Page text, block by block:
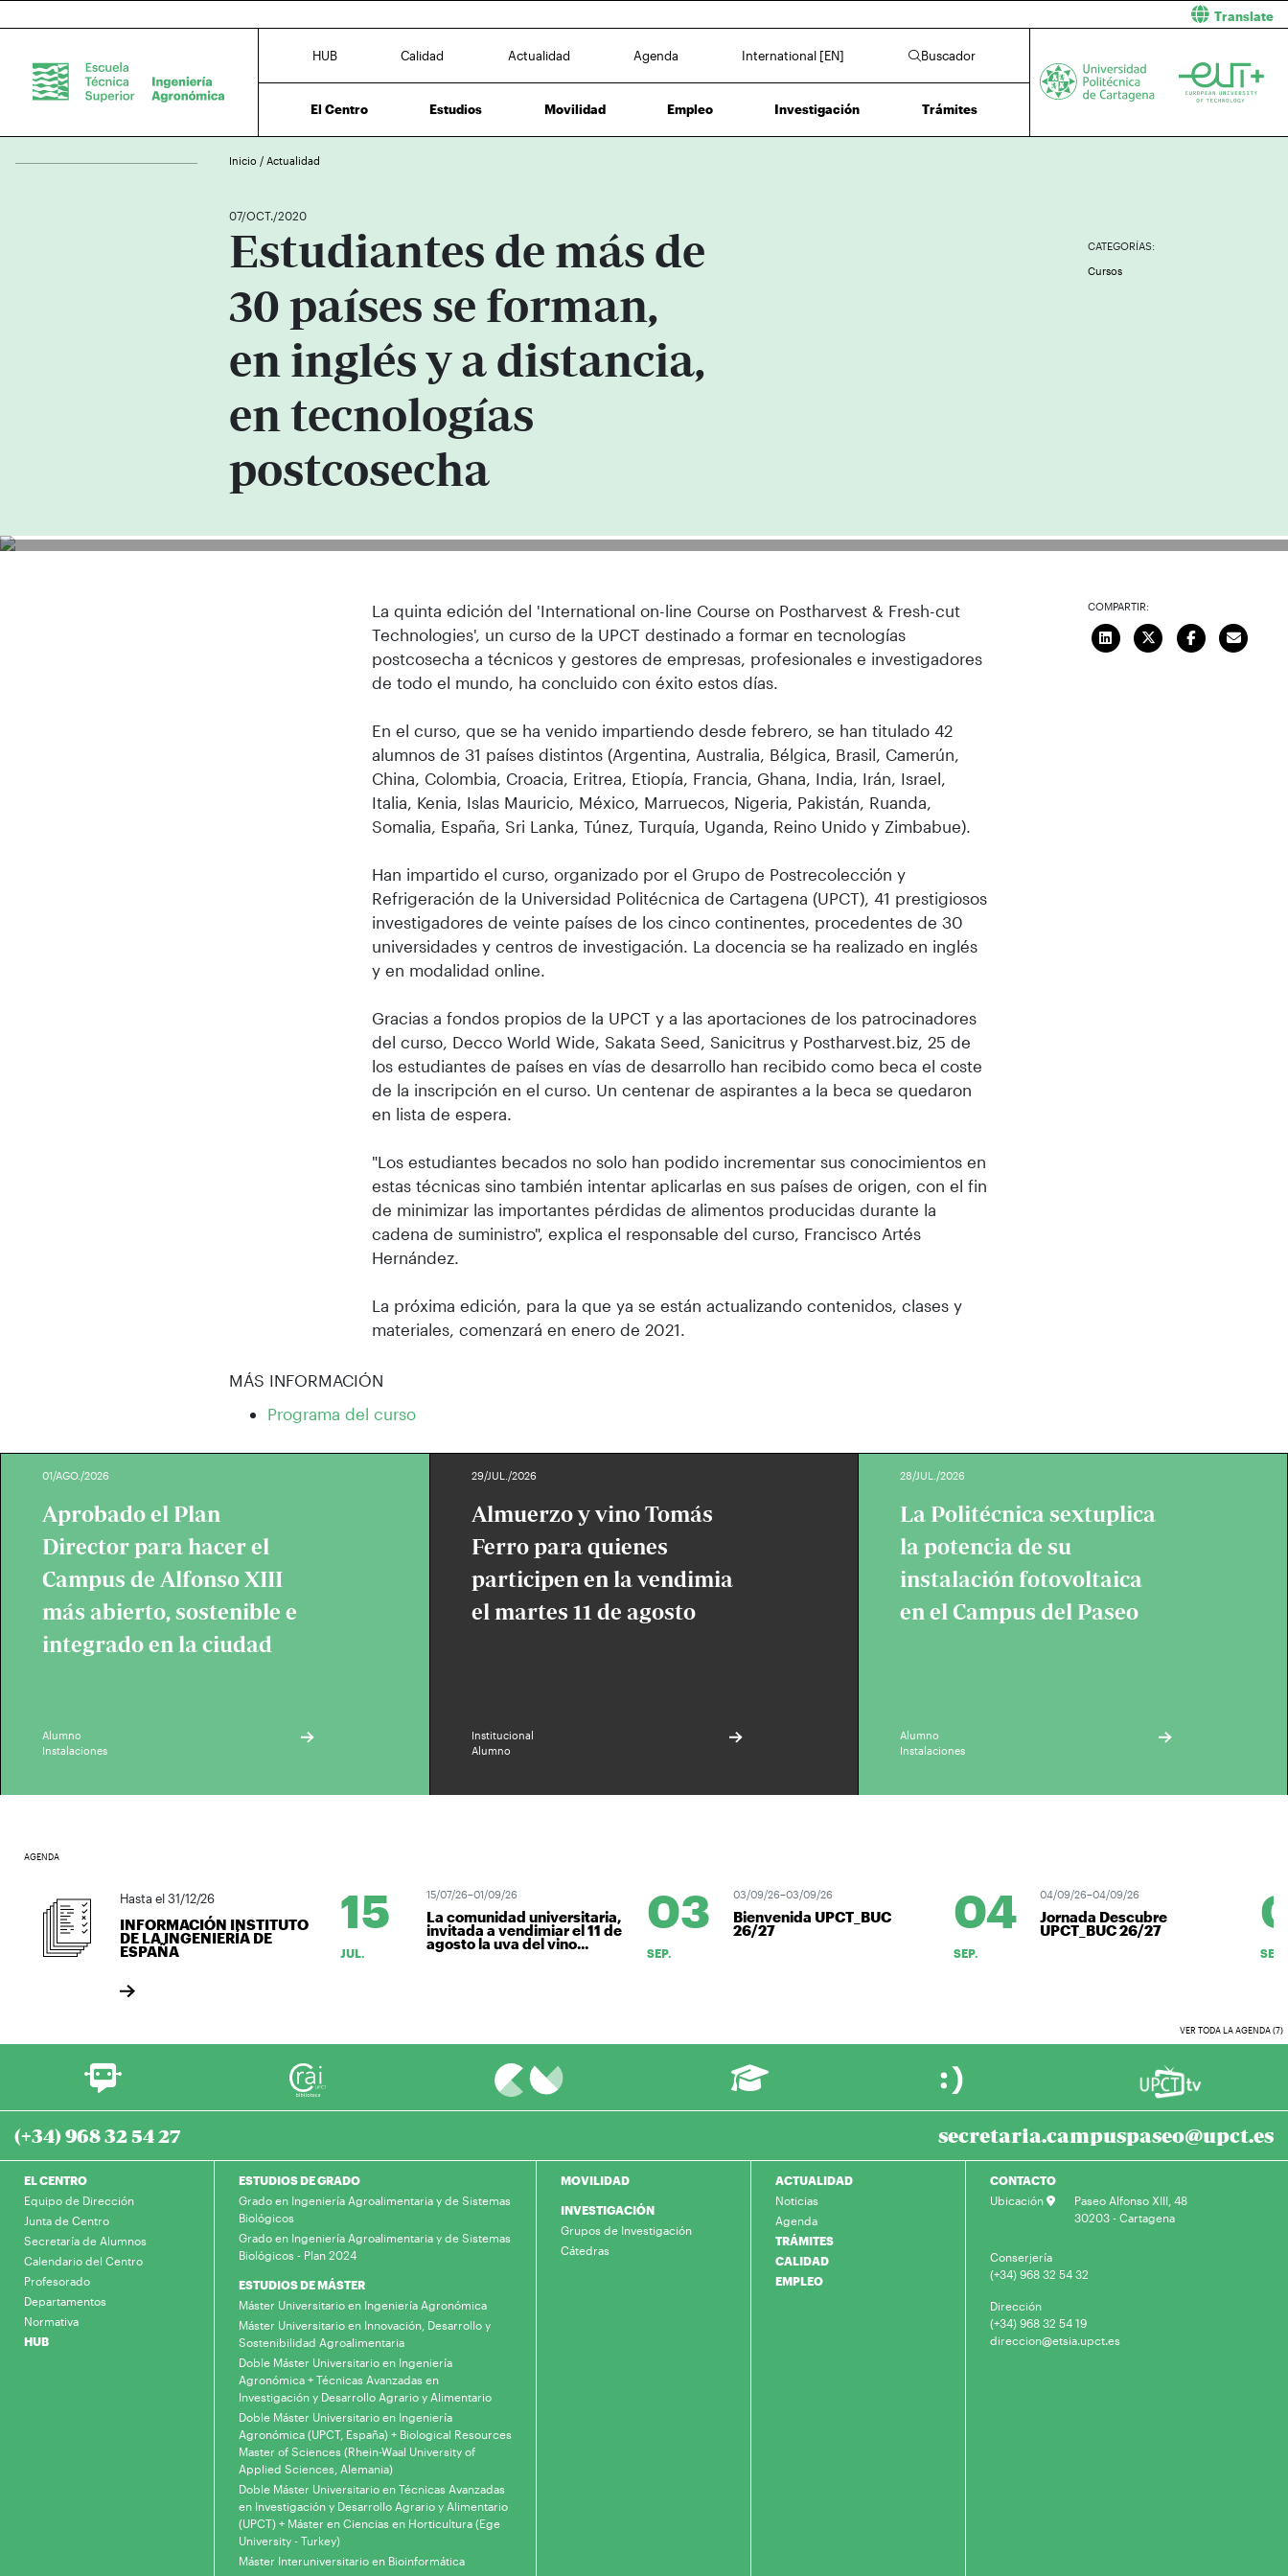
Translate
HUB Calidad Actualidad Agenda International [EN] Buscador
El Centro Estudios Movilidad Empleo Investigación Trámites
Inicio / Actualidad
07/OCT./2020
Estudiantes de más de
30 países se forman,
en inglés y a distancia,
en tecnologías
postcosecha
CATEGORÍAS:
Cursos
La quinta edición del 'International on-line Course on Postharvest & Fresh-cut
Technologies', un curso de la UPCT destinado a formar en tecnologías
postcosecha a técnicos y gestores de empresas, profesionales e investigadores
de todo el mundo, ha concluido con éxito estos días.
En el curso, que se ha venido impartiendo desde febrero, se han titulado 42
alumnos de 31 países distintos (Argentina, Australia, Bélgica, Brasil, Camerún,
China, Colombia, Croacia, Eritrea, Etiopía, Francia, Ghana, India, Irán, Israel,
Italia, Kenia, Islas Mauricio, México, Marruecos, Nigeria, Pakistán, Ruanda,
Somalia, España, Sri Lanka, Túnez, Turquía, Uganda, Reino Unido y Zimbabue).
Han impartido el curso, organizado por el Grupo de Postrecolección y
Refrigeración de la Universidad Politécnica de Cartagena (UPCT), 41 prestigiosos
investigadores de veinte países de los cinco continentes, procedentes de 30
universidades y centros de investigación. La docencia se ha realizado en inglés
y en modalidad online.
Gracias a fondos propios de la UPCT y a las aportaciones de los patrocinadores
del curso, Decco World Wide, Sakata Seed, Sanicitrus y Postharvest.biz, 25 de
los estudiantes de países en vías de desarrollo han recibido como beca el coste
de la inscripción en el curso. Un centenar de aspirantes a la beca se quedaron
en lista de espera.
"Los estudiantes becados no solo han podido incrementar sus conocimientos en
estas técnicas sino también intentar aplicarlas en sus países de origen, con el fin
de minimizar las importantes pérdidas de alimentos producidas durante la
cadena de suministro", explica el responsable del curso, Francisco Artés
Hernández.
La próxima edición, para la que ya se están actualizando contenidos, clases y
materiales, comenzará en enero de 2021.
MÁS INFORMACIÓN
Programa del curso
COMPARTIR:
01/AGO./2026
Aprobado el Plan
Director para hacer el
Campus de Alfonso XIII
más abierto, sostenible e
integrado en la ciudad
Alumno
Instalaciones
29/JUL./2026
Almuerzo y vino Tomás
Ferro para quienes
participen en la vendimia
el martes 11 de agosto
Institucional
Alumno
28/JUL./2026
La Politécnica sextuplica
la potencia de su
instalación fotovoltaica
en el Campus del Paseo
Alumno
Instalaciones
AGENDA
Hasta el 31/12/26
INFORMACIÓN INSTITUTO
DE LA INGENIERÍA DE
ESPAÑA
15
JUL.
15/07/26–01/09/26
La comunidad universitaria,
invitada a vendimiar el 11 de
agosto la uva del vino...
03
SEP.
03/09/26–03/09/26
Bienvenida UPCT_BUC
26/27 04
SEP.
04/09/26–04/09/26
Jornada Descubre
UPCT_BUC 26/27
SEP.
VER TODA LA AGENDA (7)
(+34) 968 32 54 27 secretaria.campuspaseo@upct.es
EL CENTRO
Equipo de Dirección
Junta de Centro
Secretaría de Alumnos
Calendario del Centro
Profesorado
Departamentos
Normativa
HUB
ESTUDIOS DE GRADO
Grado en Ingeniería Agroalimentaria y de Sistemas
Biológicos
Grado en Ingeniería Agroalimentaria y de Sistemas
Biológicos - Plan 2024
ESTUDIOS DE MÁSTER
Máster Universitario en Ingeniería Agronómica
Máster Universitario en Innovación, Desarrollo y
Sostenibilidad Agroalimentaria
Doble Máster Universitario en Ingeniería
Agronómica + Técnicas Avanzadas en
Investigación y Desarrollo Agrario y Alimentario
Doble Máster Universitario en Ingeniería
Agronómica (UPCT, España) + Biological Resources
Master of Sciences (Rhein-Waal University of
Applied Sciences, Alemania)
Doble Máster Universitario en Técnicas Avanzadas
en Investigación y Desarrollo Agrario y Alimentario
(UPCT) + Máster en Ciencias en Horticultura (Ege
University - Turkey)
Máster Interuniversitario en Bioinformática
MOVILIDAD
INVESTIGACIÓN
Grupos de Investigación
Cátedras
ACTUALIDAD
Noticias
Agenda
TRÁMITES
CALIDAD
EMPLEO
CONTACTO
Ubicación
Paseo Alfonso XIII, 48
30203 - Cartagena
Conserjería
(+34) 968 32 54 32
Dirección
(+34) 968 32 54 19
direccion@etsia.upct.es